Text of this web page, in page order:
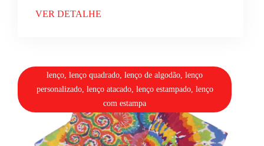
VER DETALHE
lenço, lenço quadrado, lenço de algodão, lenço
personalizado, lenço atacado, lenço estampado, lenço
com estampa